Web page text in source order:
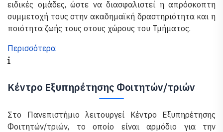
ειδικές ομάδες, ώστε να διασφαλιστεί η απρόσκοπτη
συμμετοχή τους στην ακαδημαϊκή δραστηριότητα και η
ποιότητα ζωής τους στους χώρους του Τμήματος.
Περισσότερα
Κέντρο Εξυπηρέτησης Φοιτητών/τριών
Στο Πανεπιστήμιο λειτουργεί Κέντρο Εξυπηρέτησης
Φοιτητών/τριών, το οποίο είναι αρμόδιο για την